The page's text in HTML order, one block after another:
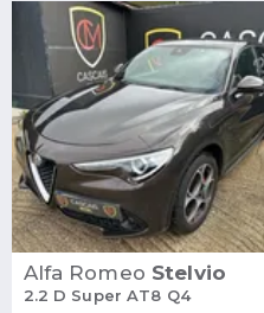
Alfa Romeo Stelvio
2.2 D Super AT8 Q4